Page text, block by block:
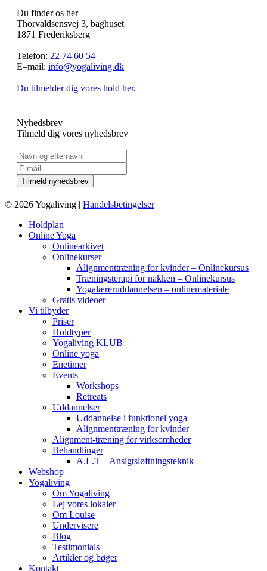
Du finder os her
Thorvaldsensvej 3, baghuset
1871 Frederiksberg
Telefon: 22 74 60 54
E–mail: info@yogaliving.dk
Du tilmelder dig vores hold her.
Nyhedsbrev
Tilmeld dig vores nyhedsbrev
© 2026 Yogaliving | Handelsbetingelser
Holdplan
Online Yoga
Onlinearkivet
Onlinekurser
Alignmenttræning for kvinder – Onlinekursus
Træningsterapi for nakken – Onlinekursus
Yogalæreruddannelsen – onlinemateriale
Gratis videoer
Vi tilbyder
Priser
Holdtyper
Yogaliving KLUB
Online yoga
Enetimer
Events
Workshops
Retreats
Uddannelser
Uddannelse i funktionel yoga
Alignmenttræning for kvinder
Alignment-træning for virksomheder
Behandlinger
A.L.T – Ansigtsløftningsteknik
Webshop
Yogaliving
Om Yogaliving
Lej vores lokaler
Om Louise
Undervisere
Blog
Testimonials
Artikler og bøger
Kontakt